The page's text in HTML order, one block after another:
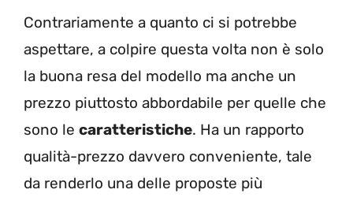
Contrariamente a quanto ci si potrebbe
aspettare, a colpire questa volta non è solo
la buona resa del modello ma anche un
prezzo piuttosto abbordabile per quelle che
sono le caratteristiche. Ha un rapporto
qualità-prezzo davvero conveniente, tale
da renderlo una delle proposte più